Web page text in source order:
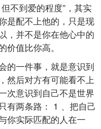
不到爱的程度”，其实
是配不上他的，只是现
，并不是你在他心中的
值比你高。
的一件事，就是意识到
然后对方有可能看不上
次意识到自己不是世界
有两条路： 1 、把自己
你实际匹配的人在一